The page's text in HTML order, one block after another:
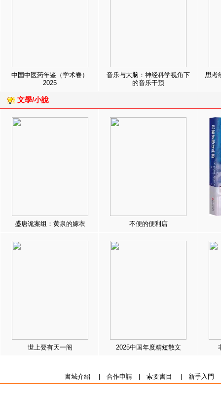
中国中医药年鉴（学术卷）
2025
音乐与大脑：神经科学视角下
的音乐干预
思考
文學/小說
盛唐诡案组：黄泉的嫁衣 不便的便利店
世上要有天一阁 2025中国年度精短散文
書城介紹 合作申請| 索要書目 新手入門